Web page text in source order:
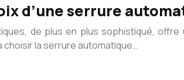
d’une serrure
de plus en plus sophistiqué,
choisir la serrure automatique…